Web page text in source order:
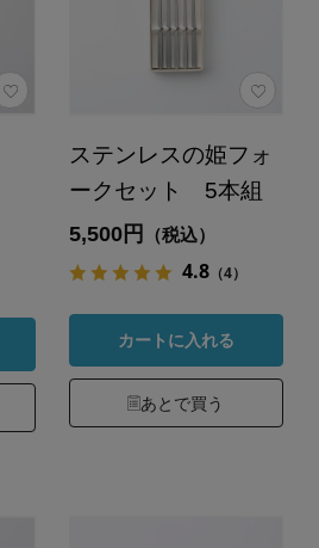
ステンレスの姫フォ
ークセット 5本組
5,500円 （税込）
4.8（4）
カートに入れる
あとで買う